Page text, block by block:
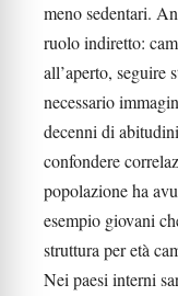
meno sedentari.
ruolo indiretto:
all’aperto, seguire
necessario
decenni di
confondere
popolazione ha
esempio giovani
struttura per età
Nei paesi interni